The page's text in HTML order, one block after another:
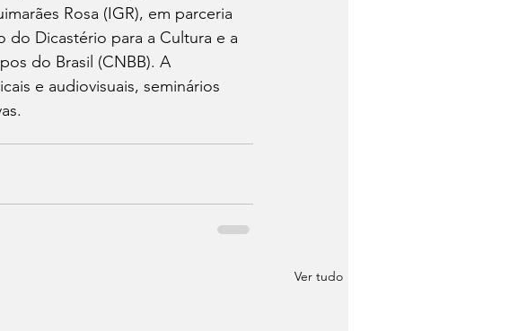
Rosa (IGR), em parceria
Dicastério para a Cultura e a
do Brasil (CNBB). A
e audiovisuais, seminários
Ver tudo